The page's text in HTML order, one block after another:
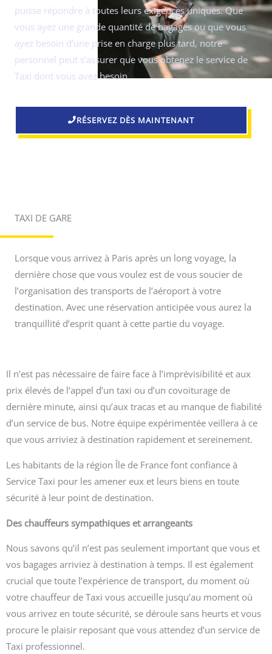
puisse répondre à toutes leurs exigences uniques. Que
vous ayez une grande quantité de bagages ou que vous
ayez besoin d’une prise en charge plus tard, notre
personnel peut s’assurer que vous obtenez le service de
Taxi dont vous avez besoin.
RÉSERVEZ DÈS MAINTENANT
TAXI DE GARE
Lorsque vous arrivez à Paris après un long voyage, la
dernière chose que vous voulez est de vous soucier de
l’organisation des transports de l’aéroport à votre
destination. Avec une réservation anticipée vous aurez la
tranquillité d’esprit quant à cette partie du voyage.
Il n’est pas nécessaire de faire face à l’imprévisibilité et aux
prix élevés de l’appel d’un taxi ou d’un covoiturage de
dernière minute, ainsi qu’aux tracas et au manque de fiabilité
d’un service de bus. Notre équipe expérimentée veillera à ce
que vous arriviez à destination rapidement et sereinement.
Les habitants de la région Île de France font confiance à
Service Taxi pour les amener eux et leurs biens en toute
sécurité à leur point de destination.
Des chauffeurs sympathiques et arrangeants
Nous savons qu’il n’est pas seulement important que vous et
vos bagages arriviez à destination à temps. Il est également
crucial que toute l’expérience de transport, du moment où
votre chauffeur de Taxi vous accueille jusqu’au moment où
vous arrivez en toute sécurité, se déroule sans heurts et vous
procure le plaisir reposant que vous attendez d’un service de
Taxi professionnel.